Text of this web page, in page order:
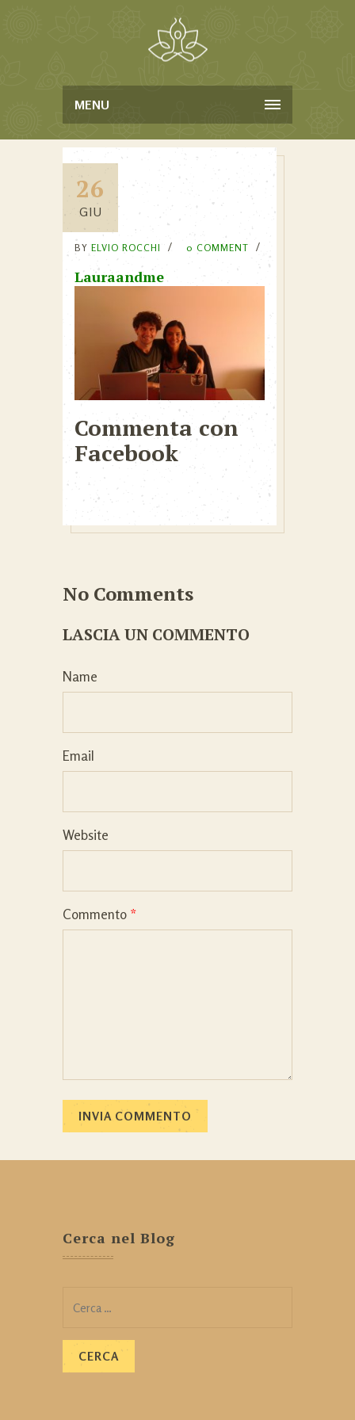
MENU
26
GIU
BY ELVIO ROCCHI 0 COMMENT
Lauraandme
Commenta con
Facebook
No Comments
LASCIA UN COMMENTO
Name
Email
Website
Commento *
Cerca nel Blog